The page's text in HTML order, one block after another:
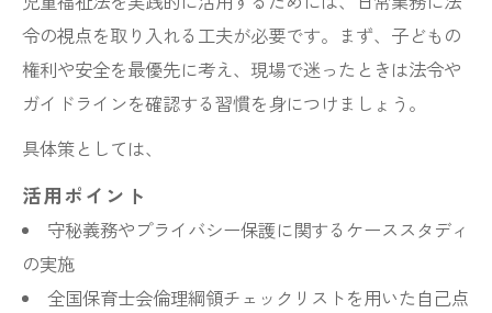
令の視点を取り入れる工夫が必要です。まず、子どもの
権利や安全を最優先に考え、現場で迷ったときは法令や
ガイドラインを確認する習慣を身につけましょう。
具体策としては、
活用ポイント
守秘義務やプライバシー保護に関するケーススタディ
の実施
全国保育士会倫理綱領チェックリストを用いた自己点